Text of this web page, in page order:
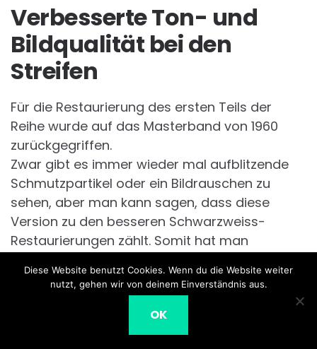
Verbesserte Ton- und
Bildqualität bei den
Streifen
Für die Restaurierung des ersten Teils der
Reihe wurde auf das Masterband von 1960
zurückgegriffen.
Zwar gibt es immer wieder mal aufblitzende
Schmutzpartikel oder ein Bildrauschen zu
sehen, aber man kann sagen, dass diese
Version zu den besseren Schwarzweiss-
Restaurierungen zählt. Somit hat man
anbelangt, eine gute Blu-ray vor sich, die auch
die nachträglich hinzugefügten Szenen, mit
Ausnahme eines leichten Rauschen, gut
ergänzt. Der Ton ist leider nur in Stereo
Diese Website benutzt Cookies. Wenn du die Website weiter
nutzt, gehen wir von deinem Einverständnis aus.
OK